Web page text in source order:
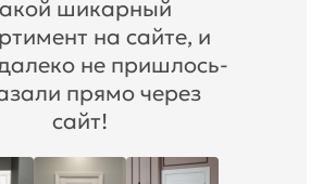
шикарный
на сайте, и
не пришлось-
прямо через
сайт!